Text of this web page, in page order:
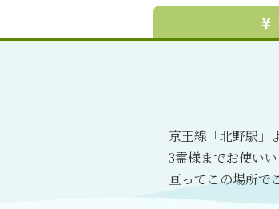
京王線「北野駅」
3霊様までお使い
亘ってこの場所で